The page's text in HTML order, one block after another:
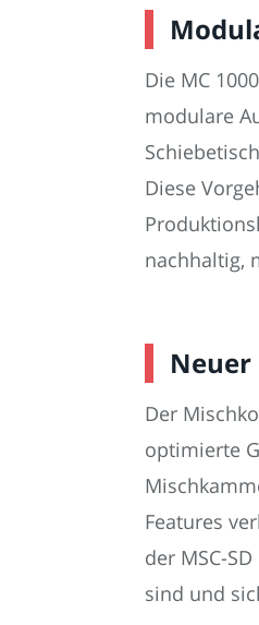
Die MC
modulare
Diese
nachhaltig,
Der
optimierte
Features
der MSC-
sind und